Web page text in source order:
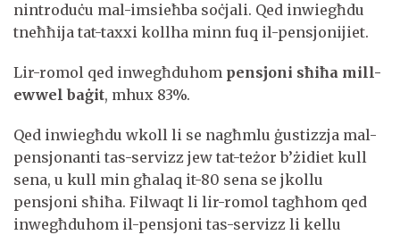
nintroduċu mal-imsieħba soċjali. Qed inwiegħdu
tneħħija tat-taxxi kollha minn fuq il-pensjonijiet.
Lir-romol qed inwegħduhom pensjoni sħiħa mill-
ewwel baġit, mhux 83%.
Qed inwiegħdu wkoll li se nagħmlu ġustizzja mal-
pensjonanti tas-servizz jew tat-teżor b’żidiet kull
sena, u kull min għalaq it-80 sena se jkollu
pensjoni sħiħa. Filwaqt li lir-romol tagħhom qed
inwegħduhom il-pensjoni tas-servizz li kellu